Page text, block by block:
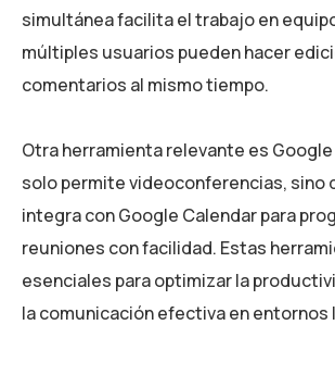
simultánea facilita el trabajo en
múltiples usuarios pueden hacer
comentarios al mismo tiempo.
Otra herramienta relevante es
solo permite videoconferencias, sino
integra con Google Calendar para
reuniones con facilidad. Estas
esenciales para optimizar la
la comunicación efectiva en entornos